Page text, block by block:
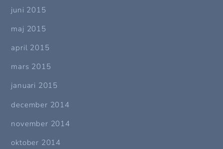
juni 2015
maj 2015
april 2015
mars 2015
januari 2015
december 2014
november 2014
oktober 2014